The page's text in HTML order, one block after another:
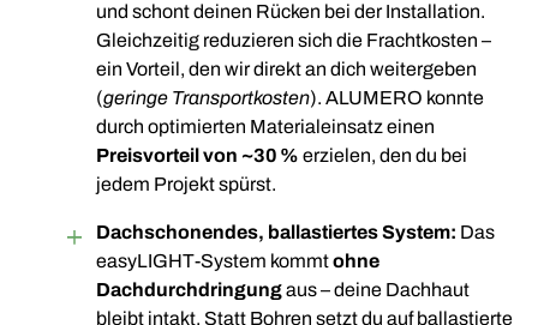
und schont deinen Rücken bei der Installation.
Gleichzeitig reduzieren sich die Frachtkosten –
ein Vorteil, den wir direkt an dich weitergeben
(geringe Transportkosten). ALUMERO konnte
durch optimierten Materialeinsatz einen
Preisvorteil von ~30 % erzielen, den du bei
jedem Projekt spürst.
Dachschonendes, ballastiertes System: Das
easyLIGHT-System kommtohne
Dachdurchdringungaus – deine Dachhaut
bleibt intakt. Statt Bohren setzt du auf ballastierte